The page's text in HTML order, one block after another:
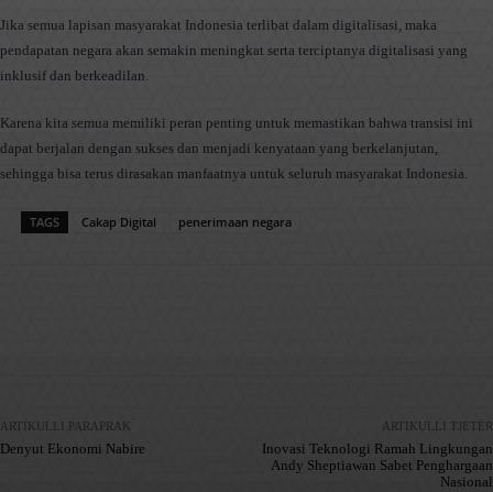
Jika semua lapisan masyarakat Indonesia terlibat dalam digitalisasi, maka
pendapatan negara akan semakin meningkat serta terciptanya digitalisasi yang
inklusif dan berkeadilan.
Karena kita semua memiliki peran penting untuk memastikan bahwa transisi ini
dapat berjalan dengan sukses dan menjadi kenyataan yang berkelanjutan,
sehingga bisa terus dirasakan manfaatnya untuk seluruh masyarakat Indonesia.
TAGS Cakap Digital penerimaan negara
ARTIKULLI PARAPRAK
Denyut Ekonomi Nabire
ARTIKULLI TJETËR
Inovasi Teknologi Ramah Lingkungan
Andy Sheptiawan Sabet Penghargaan
Nasional